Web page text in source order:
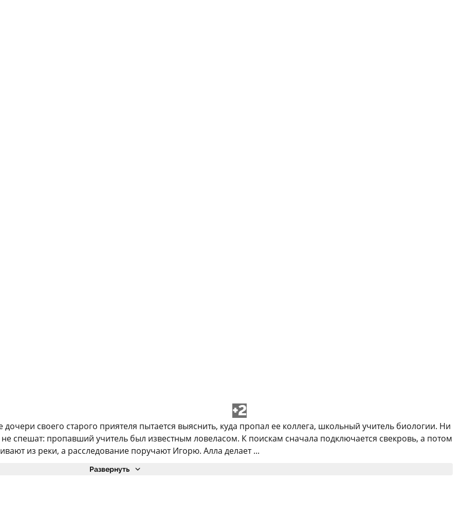
+2
своего старого приятеля пытается выяснить, куда пропал ее коллега, школьный учитель биологии. Ни
спешат: пропавший учитель был известным ловеласом. К поискам сначала подключается свекровь, а потом
из реки, а расследование поручают Игорю. Алла делает ...
Развернуть